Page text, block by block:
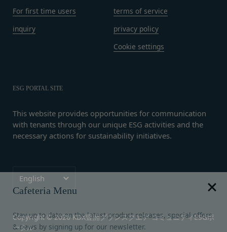
For first time users
inquiry
terms of service
privacy policy
Cookie settings
ESG PORTAL SITE
This website provides opportunities for communication
with tenants through our unique ESG activities and the
necessary actions for sustainability initiatives.
Language
English
Copyright © 2026KDX豊洲グランスクエア コミュニティESGポ
ータル
Cafeteria Menu
& news by signing up for our newsletter.
Read ourprivacy policy.
お問い合わせ内容によっては回答にお時間をいただ
く場合や、ご返答できない場合がございます。あら
かじめご了承いただきますようお願い致します。
「@goyoh.jp」を含むメールアドレスから受信でき
んので、その場合にはお電話でのお問い合わせをお
願いいたします。
施します。
免責
ん。
お客様ご本人が本サービスの機能又は別の手段を用
用、管理について一切の責任を負うものとします。
譲渡、承継、名義変更、貸与、開示又は漏洩しては
いて、当社は一切責任を負わないものとします。
る損害について、当社は一切の責任を負わないもの
とします。
当社は、当社所定の方法により会員のお客様IDお
を利用したものとみなし、その場合の責任は全て当
該会員に帰属するものとします。
会員は、当社所定の退会手続の完了により、会員登
録を抹消することができます。